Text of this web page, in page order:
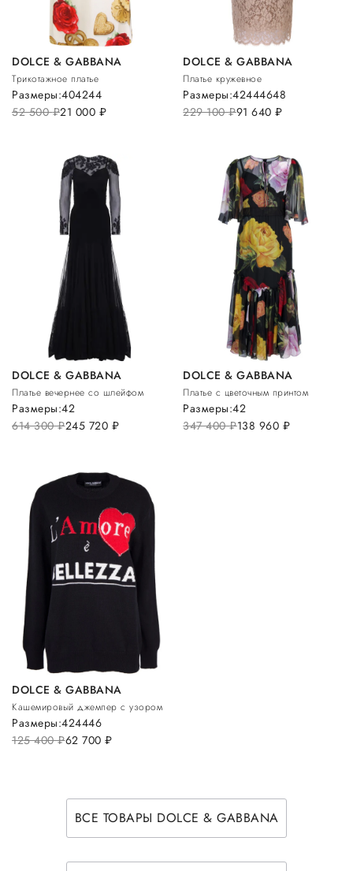
DOLCE & GABBANA
Трикотажное платье
52 500руб.21 000 руб.
Размеры:404244
DOLCE & GABBANA
Платье кружевное
229 100руб.91 640руб.
Размеры:42444648
DOLCE & GABBANA
Платье вечернее со шлейфом
614 300руб.245 720 руб.
Размеры:42
DOLCE & GABBANA
Платье с цветочным принтом
347 400руб.138 960 руб.
Размеры:42
DOLCE & GABBANA
Кашемировый джемпер с узором
125 400руб.62 700 руб.
Размеры:424446
ВСЕ ТОВАРЫ DOLCE & GABBANA